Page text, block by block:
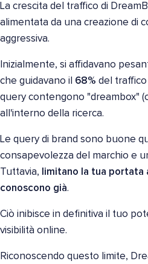
La crescita del traffico di
alimentata da una creazione di
aggressiva.
Inizialmente, si affidavano
che guidavano il 68% del traffico
query contengono "dreambox"
all'interno della ricerca.
Le query di brand sono buone
consapevolezza del marchio e
Tuttavia, limitano la tua
conoscono già.
Ciò inibisce in definitiva il tuo
visibilità online.
Riconoscendo questo limite,